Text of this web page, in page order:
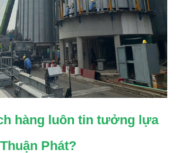
hàng luôn tin tưởng lựa
Phát?